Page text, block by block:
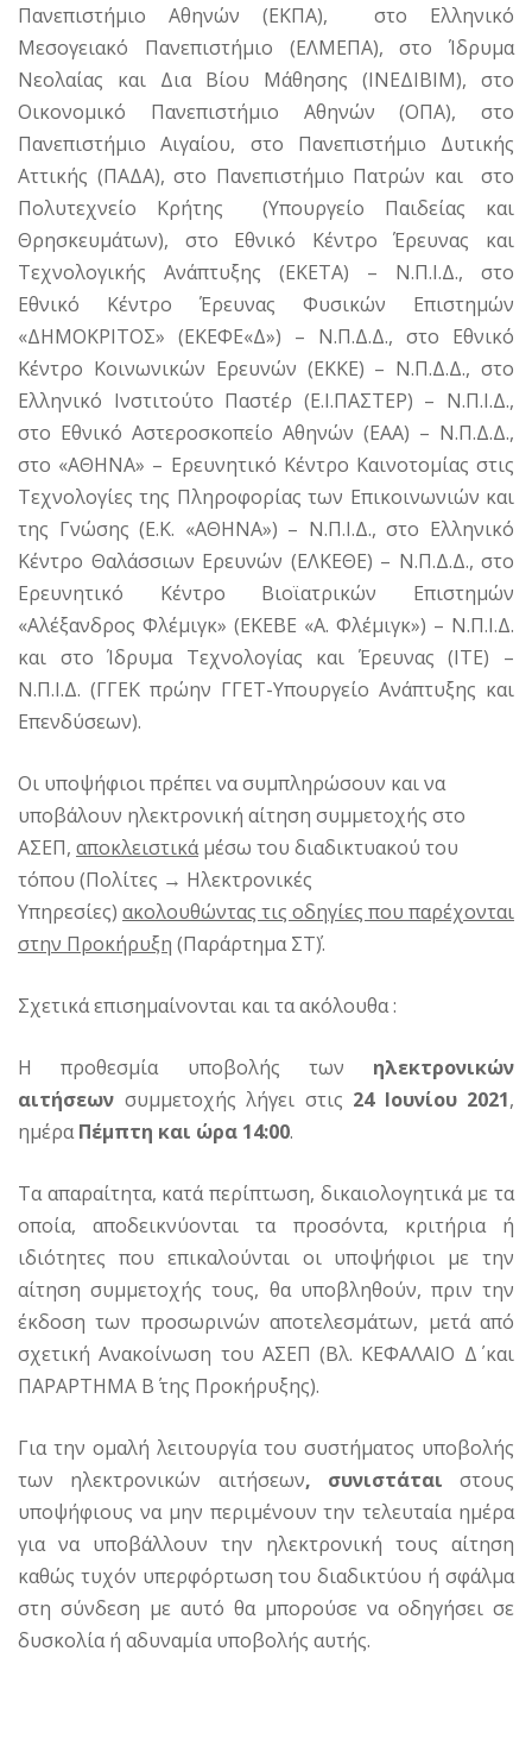
Πανεπιστήμιο Αθηνών (ΕΚΠΑ), στο Ελληνικό
Μεσογειακό Πανεπιστήμιο (ΕΛΜΕΠΑ), στο Ίδρυμα
Νεολαίας και Δια Βίου Μάθησης (ΙΝΕΔΙΒΙΜ), στο
Οικονομικό Πανεπιστήμιο Αθηνών (ΟΠΑ), στο
Πανεπιστήμιο Αιγαίου, στο Πανεπιστήμιο Δυτικής
Αττικής (ΠΑΔΑ), στο Πανεπιστήμιο Πατρών και στο
Πολυτεχνείο Κρήτης (Υπουργείο Παιδείας και
Θρησκευμάτων), στο Εθνικό Κέντρο Έρευνας και
Τεχνολογικής Ανάπτυξης (ΕΚΕΤΑ) – Ν.Π.Ι.Δ., στο
Εθνικό Κέντρο Έρευνας Φυσικών Επιστημών
«ΔΗΜΟΚΡΙΤΟΣ» (ΕΚΕΦΕ«Δ») – Ν.Π.Δ.Δ., στο Εθνικό
Κέντρο Κοινωνικών Ερευνών (ΕΚΚΕ) – Ν.Π.Δ.Δ., στο
Ελληνικό Ινστιτούτο Παστέρ (Ε.Ι.ΠΑΣΤΕΡ) – Ν.Π.Ι.Δ.,
στο Εθνικό Αστεροσκοπείο Αθηνών (ΕΑΑ) – Ν.Π.Δ.Δ.,
στο «ΑΘΗΝΑ» – Ερευνητικό Κέντρο Καινοτομίας στις
Τεχνολογίες της Πληροφορίας των Επικοινωνιών και
της Γνώσης (Ε.Κ. «ΑΘΗΝΑ») – Ν.Π.Ι.Δ., στο Ελληνικό
Κέντρο Θαλάσσιων Ερευνών (ΕΛΚΕΘΕ) – Ν.Π.Δ.Δ., στο
Ερευνητικό Κέντρο Βιοϊατρικών Επιστημών
«Αλέξανδρος Φλέμιγκ» (ΕΚΕΒΕ «Α. Φλέμιγκ») – Ν.Π.Ι.Δ.
και στο Ίδρυμα Τεχνολογίας και Έρευνας (ΙΤΕ) –
Ν.Π.Ι.Δ. (ΓΓΕΚ πρώην ΓΓΕΤ-Υπουργείο Ανάπτυξης και
Επενδύσεων).
Οι υποψήφιοι πρέπει να συμπληρώσουν και να
υποβάλουν ηλεκτρονική αίτηση συμμετοχής στο
ΑΣΕΠ, αποκλειστικάμέσω του διαδικτυακού του
τόπου (Πολίτες → Ηλεκτρονικές
Υπηρεσίες) ακολουθώντας τις οδηγίες που παρέχονται
στην Προκήρυξη (Παράρτημα ΣΤ΄).
Σχετικά επισημαίνονται και τα ακόλουθα :
Η προθεσμία υποβολής των ηλεκτρονικών
αιτήσεων συμμετοχής λήγει στις 24 Ιουνίου 2021,
ημέραΠέμπτη και ώρα 14:00.
Τα απαραίτητα, κατά περίπτωση, δικαιολογητικά με τα
οποία, αποδεικνύονται τα προσόντα, κριτήρια ή
ιδιότητες που επικαλούνται οι υποψήφιοι με την
αίτηση συμμετοχής τους, θα υποβληθούν, πριν την
έκδοση των προσωρινών αποτελεσμάτων, μετά από
σχετική Ανακοίνωση του ΑΣΕΠ (Βλ. ΚΕΦΑΛΑΙΟ Δ΄ και
ΠΑΡΑΡΤΗΜΑ Β΄ της Προκήρυξης).
Για την ομαλή λειτουργία του συστήματος υποβολής
των ηλεκτρονικών αιτήσεων, συνιστάται στους
υποψήφιους να μην περιμένουν την τελευταία ημέρα
για να υποβάλλουν την ηλεκτρονική τους αίτηση
καθώς τυχόν υπερφόρτωση του διαδικτύου ή σφάλμα
στη σύνδεση με αυτό θα μπορούσε να οδηγήσει σε
δυσκολία ή αδυναμία υποβολής αυτής.